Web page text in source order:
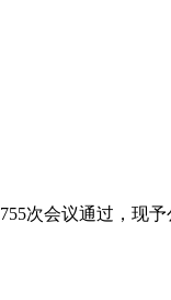
次会议通过，现予